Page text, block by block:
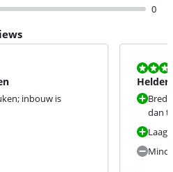
0
inbouw is
dan
Laag